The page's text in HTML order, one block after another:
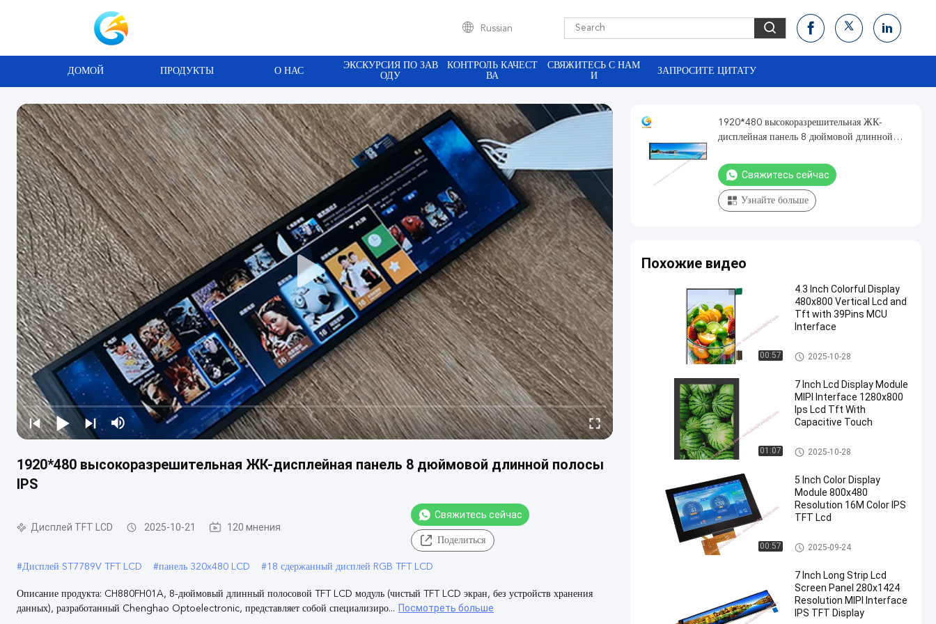
Russian
ДОМОЙ ПРОДУКТЫ О НАС
ЭКСКУРСИЯ ПО ЗАВ
ОДУ
КОНТРОЛЬ КАЧЕСТ
ВА
СВЯЖИТЕСЬ С НАМ
И
ЗАПРОСИТЕ ЦИТАТУ
1920*480 высокоразрешительная ЖК-дисплейная панель 8 дюймовой длинной полосы
IPS
Дисплей TFT LCD 2025-10-21 120 мнения
Свяжитесь сейчас
Поделиться
#Дисплей ST7789V TFT LCD #панель 320x480 LCD #18 сдержанный дисплей RGB TFT LCD
Описание продукта: CH880FH01A, 8-дюймовый длинный полосовой TFT LCD модуль (чистый TFT LCD экран, без устройств хранения
данных), разработанный Chenghao Optoelectronic, представляет собой специализиро... Посмотреть больше
1920*480 высокоразрешительная ЖК-
дисплейная панель 8 дюймовой длинной
Свяжитесь сейчас
Узнайте больше
Похожие видео
00:57
4.3 Inch Colorful Display
480x800 Vertical Lcd and
Tft with 39Pins MCU
Interface
Дисплей TFT LCD
2025-10-28
01:07
7 Inch Lcd Display Module
MIPI Interface 1280x800
Ips Lcd Tft With
Capacitive Touch
Дисплей TFT LCD
2025-10-28
00:57
5 Inch Color Display
Module 800x480
Resolution 16M Color IPS
TFT Lcd
Дисплей TFT LCD
2025-09-24
7 Inch Long Strip Lcd
Screen Panel 280x1424
Resolution MIPI Interface
IPS TFT Display